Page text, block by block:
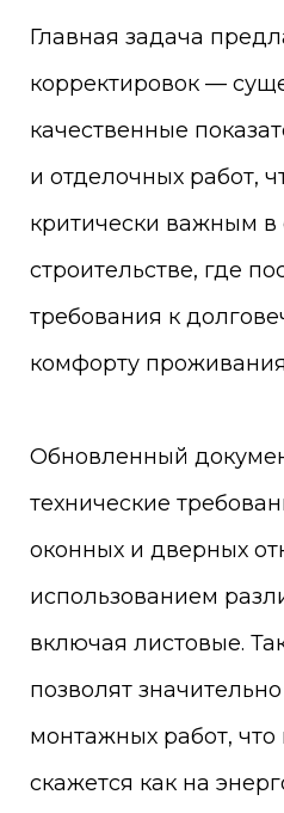
Главная задача
корректировок —
качественные
и отделочных работ,
критически важным
строительстве, где
требования к
комфорту
Обновленный
технические
оконных и дверных
использованием
включая листовые.
позволят
монтажных работ,
скажется как на